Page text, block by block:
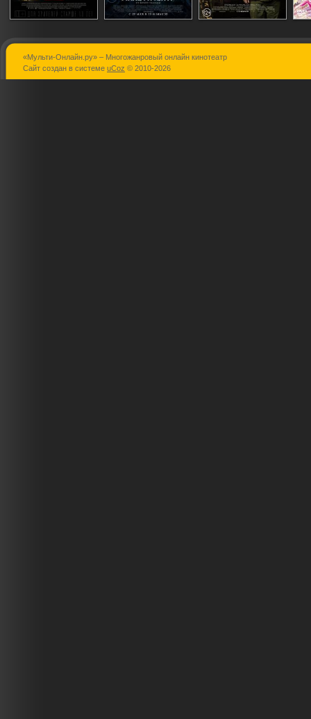
Серена Малефисента
«Мульти-Онлайн.ру» – Многожанровый онлайн кинотеатр
Сайт создан в системе uCoz © 2010-2026